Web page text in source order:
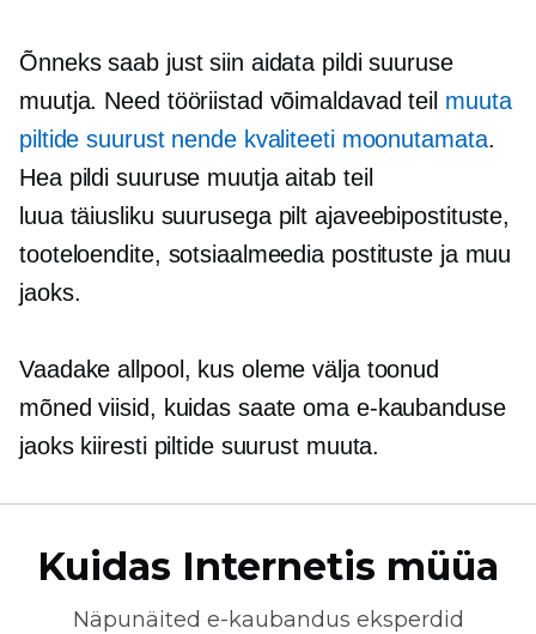
Õnneks saab just siin aidata pildi suuruse
muutja. Need tööriistad võimaldavad teil muuta
piltide suurust nende kvaliteeti moonutamata.
Hea pildi suuruse muutja aitab teil
luua täiusliku suurusegapilt ajaveebipostituste,
tooteloendite, sotsiaalmeedia postituste ja muu
jaoks.
Vaadake allpool, kus oleme välja toonud
mõned viisid, kuidas saate oma e-kaubanduse
jaoks kiiresti piltide suurust muuta.
Kuidas Internetis müüa
Näpunäited e-kaubandus eksperdid